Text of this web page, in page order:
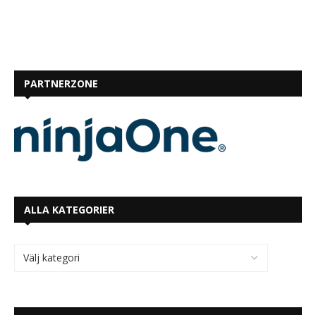
PARTNERZONE
ALLA KATEGORIER